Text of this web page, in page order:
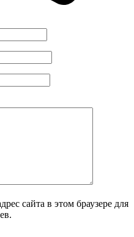
сайта в этом браузере для